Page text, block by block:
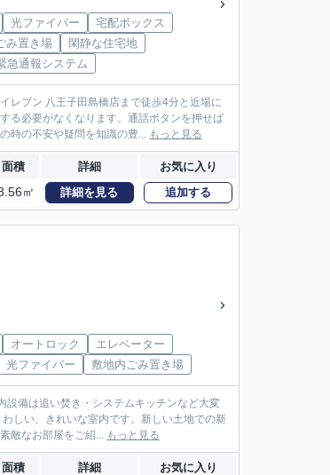
光ファイバー
宅配ボックス
み置き場
閑静な住宅地
急通報システム
レブン 八王子田島橋店まで徒歩4分と近場に
る必要がなくなります。通話ボタンを押せば
時の不安や疑問を知識の豊... もっと見る
面積 詳細 お気に入り
㎡ 詳細を見る 追加する
オートロック
エレベーター
光ファイバー 敷地内ごみ置き場
備は追い焚き・システムキッチンなど大変
しい、きれいな室内です。新しい土地での新
敵なお部屋をご紹... もっと見る
面積 詳細 お気に入り